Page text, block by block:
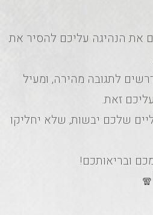
את הנהיגה עליכם להסיר את
לתגובה מהירה, ומעיל
זאת.
שלכם יבשות, שלא יחליקו
ובריאותכם!